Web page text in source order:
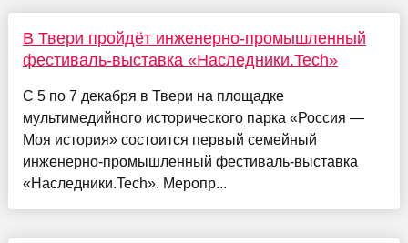
В Твери пройдёт инженерно-промышленный
фестиваль-выставка «Наследники.Tech»
С 5 по 7 декабря в Твери на площадке
мультимедийного исторического парка «Россия —
Моя история» состоится первый семейный
инженерно-промышленный фестиваль-выставка
«Наследники.Tech». Меропр...